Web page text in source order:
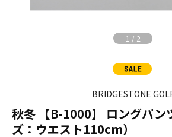
1 / 2
BRIDGESTONE
秋冬 【B-1000】 ロングパン
ズ：ウエスト110cm）